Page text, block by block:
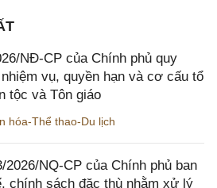
NĐ-CP của Chính phủ quy
vụ, quyền hạn và cơ cấu tổ
tộc và Tôn giáo
hóa-Thể thao-Du lịch
2026/NQ-CP của Chính phủ ban
chính sách đặc thù nhằm xử lý